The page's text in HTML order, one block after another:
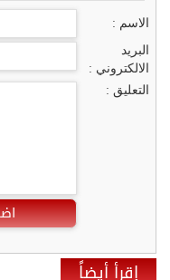
الاسم :
البريد
الالكتروني :
التعليق :
إقرأ أيضاً